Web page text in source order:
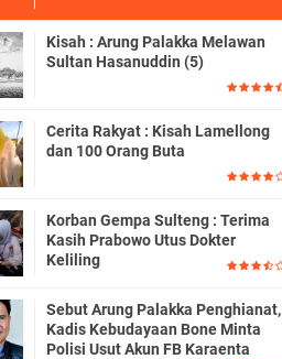
Kisah : Arung Palakka Melawan
Sultan Hasanuddin (5)
Cerita Rakyat : Kisah Lamellong
dan 100 Orang Buta
Korban Gempa Sulteng : Terima
Kasih Prabowo Utus Dokter
Keliling
Sebut Arung Palakka Penghianat,
Kadis Kebudayaan Bone Minta
Polisi Usut Akun FB Karaenta